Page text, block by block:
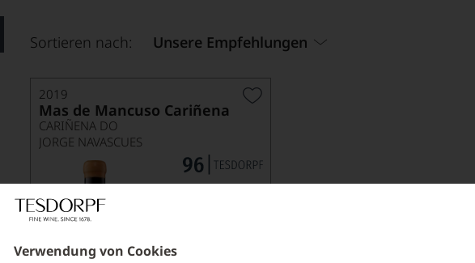
Verwendung von Cookies
Sortieren nach: Unsere Empfehlungen
2019
Mas de Mancuso Cariñena
CARIÑENA DO
JORGE NAVASCUES